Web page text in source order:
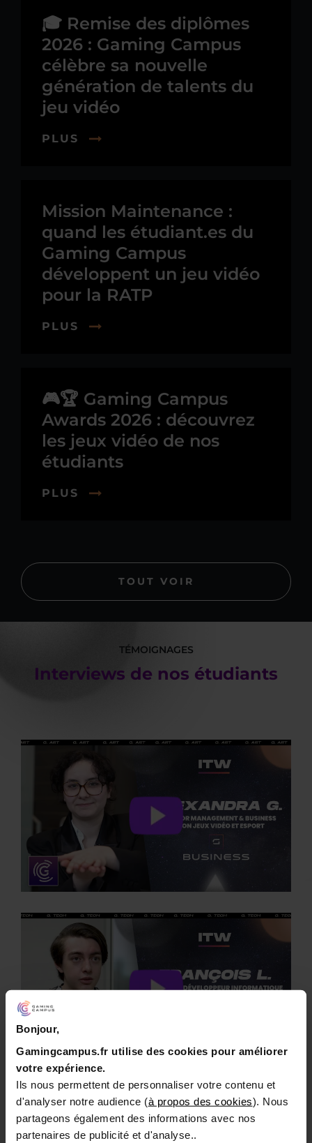
Bonjour,
Gamingcampus.fr utilise des cookies pour améliorer
votre expérience.
Ils nous permettent de personnaliser votre contenu et
d'analyser notre audience (à propos des cookies). Nous
partageons également des informations avec nos
partenaires de publicité et d'analyse..
🎓 Remise des diplômes
2026 : Gaming Campus
célèbre sa nouvelle
génération de talents du
jeu vidéo
PLUS
Mission Maintenance :
quand les étudiant.es du
Gaming Campus
développent un jeu vidéo
pour la RATP
PLUS
🎮🏆 Gaming Campus
Awards 2026 : découvrez
les jeux vidéo de nos
étudiants
PLUS
TOUT VOIR
TÉMOIGNAGES
Interviews de nos étudiants